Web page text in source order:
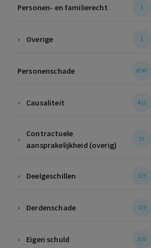
Personen- en familierecht 3
• Overige 3
Personenschade 8747
• Causaliteit 412
•
Contractuele
aansprakelijkheid (overig)
77
• Deelgeschillen 325
• Derdenschade 119
• Eigen schuld 310